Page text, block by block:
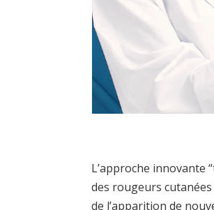
L’approche innovante
des rougeurs
de l’apparition de